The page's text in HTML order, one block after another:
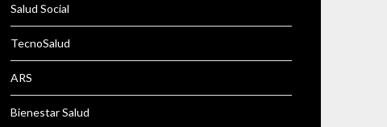
Salud Social
TecnoSalud
ARS
Bienestar Salud